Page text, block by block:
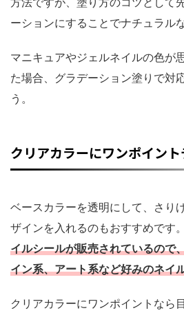
ーションにすることでナチュラル
マニキュアやジェルネイルの色が
た場合、グラデーション塗りで対
う。
クリアカラーにワンポイン
ベースカラーを透明にして、さり
ザインを入れるのもおすすめです。
イルシールが販売されているので
イン系、アート系など好みのネイ
クリアカラーにワンポイントなら